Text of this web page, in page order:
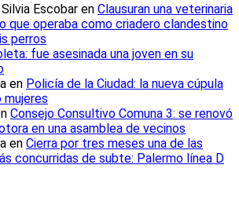
Escobar en Clausuran una veterinaria
que operaba como criadero clandestino
perros
fue asesinada una joven en su
en Policía de la Ciudad: la nueva cúpula
mujeres
Consejo Consultivo Comuna 3: se renovó
en una asamblea de vecinos
en Cierra por tres meses una de las
concurridas de subte: Palermo línea D